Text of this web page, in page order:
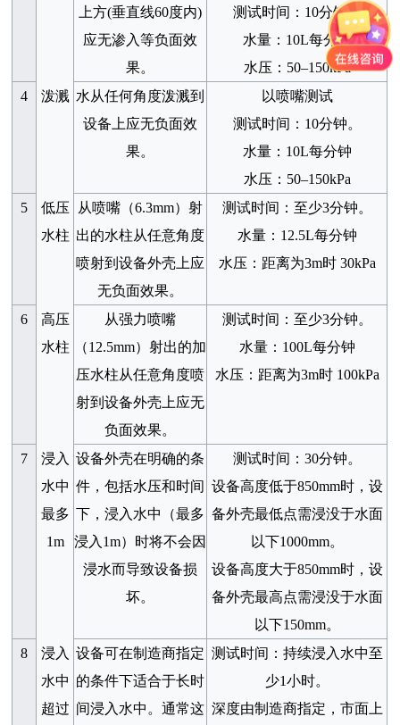
上方(垂直线60度内)
应无渗入等负面效
果。
测试时间： 10分钟。
水量： 10L每分钟
水压： 50–150kPa
4
泼溅 水从任何角度泼溅到
设备上应无负面效
果。
以喷嘴测试
测试时间： 10分钟。
水量： 10L每分钟
水压： 50–150kPa
5
低压
水柱
从喷嘴（6.3mm）射
出的水柱从任意角度
喷射到设备外壳上应
无负面效果。
测试时间：至少3分钟。
水量： 12.5L每分钟
水压：距离为3m时30kPa
6
高压
水柱
从强力喷嘴
（12.5mm）射出的加
压水柱从任意角度喷
射到设备外壳上应无
负面效果。
测试时间：至少3分钟。
水量： 100L每分钟
水压：距离为3m时100kPa
7
浸入
水中
最多
1m
设备外壳在明确的条
件，包括水压和时间
下，浸入水中（最多
浸入 1m）时将不会因
浸水而导致设备损
坏。
测试时间： 30分钟。
设备高度低于850mm时，设
备外壳最低点需浸没于水面
以下1000mm。
设备高度大于850mm时，设
备外壳最高点需浸没于水面
以下150mm。
8
浸入
水中
超过
设备可在制造商指定
的条件下适合于长时
间浸入水中。通常这
测试时间：持续浸入水中至
少1小时。
深度由制造商指定，市面上